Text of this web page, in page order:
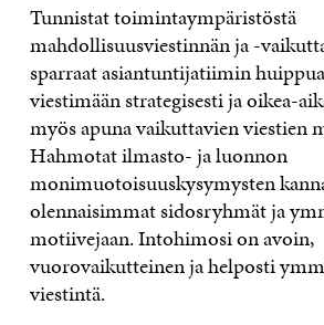
Tunnistat toimintaympäristöstä
mahdollisuusviestinnän ja -
sparraat asiantuntijatiimin
viestimään strategisesti ja oikea-
myös apuna vaikuttavien viestien
Hahmotat ilmasto- ja luonnon
monimuotoisuuskysymysten
olennaisimmat sidosryhmät ja
motiivejaan. Intohimosi on avoin,
vuorovaikutteinen ja helposti
viestintä.